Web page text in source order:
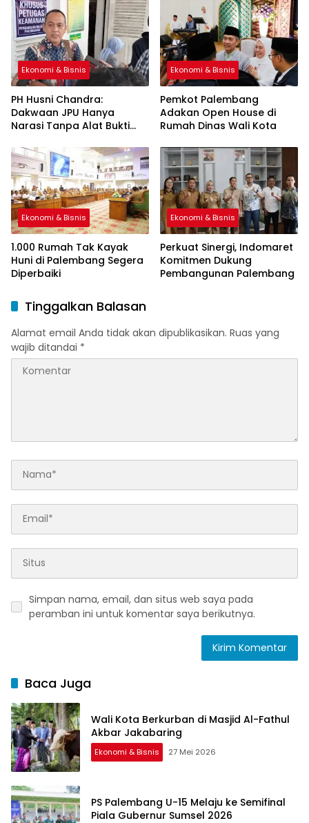
Ekonomi & Bisnis
PH Husni Chandra:
Dakwaan JPU Hanya
Narasi Tanpa Alat Bukti
Ekonomi & Bisnis
Pemkot Palembang
Adakan Open House di
Rumah Dinas Wali Kota
Ekonomi & Bisnis
1.000 Rumah Tak Kayak
Huni di Palembang Segera
Diperbaiki
Ekonomi & Bisnis
Perkuat Sinergi, Indomaret
Komitmen Dukung
Pembangunan Palembang
Tinggalkan Balasan
Alamat email Anda tidak akan dipublikasikan. Ruas yang
wajib ditandai *
Simpan nama, email, dan situs web saya pada
peramban ini untuk komentar saya berikutnya.
Baca Juga
Wali Kota Berkurban di Masjid Al-Fathul
Akbar Jakabaring
Ekonomi & Bisnis 27 Mei 2026
PS Palembang U-15 Melaju ke Semifinal
Piala Gubernur Sumsel 2026